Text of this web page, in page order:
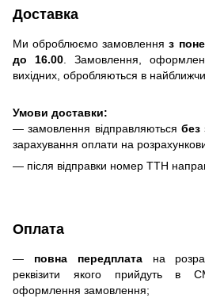
Доставка
Ми оброблюємо замовленняз
до 16.00. Замовлення,
вихідних, обробляються в
Умови доставки:
— замовлення відправляються без
зарахування оплати на
— після відправки номер ТТН
Оплата
— повна передплатана
реквізити якого прийдуть в
оформлення замовлення;